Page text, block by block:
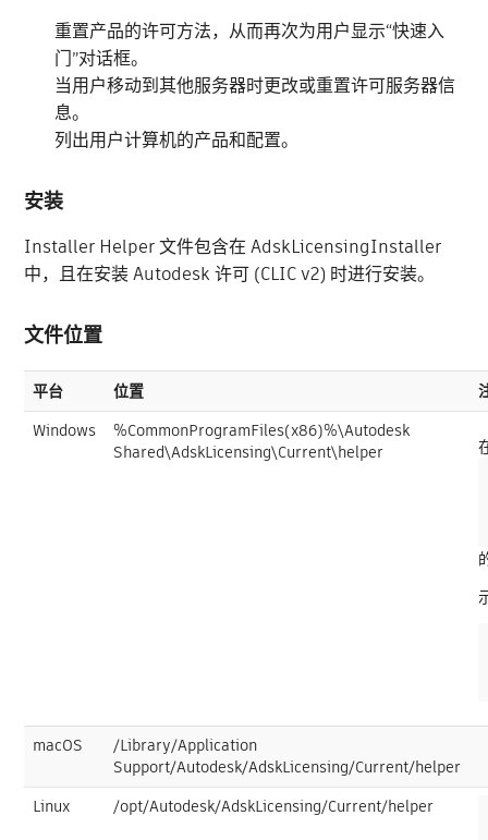
重置产品的许可方法，从而再次为用户显示“快速入
门”对话框。
当用户移动到其他服务器时更改或重置许可服务器信
息。
列出用户计算机的产品和配置。
安装
Installer Helper 文件包含在 AdskLicensingInstaller
中，且在安装 Autodesk 许可 (CLIC v2) 时进行安装。
文件位置
平台 位置
Windows
%CommonProgramFiles(x86)%\Autodesk
Shared\AdskLicensing\Current\helper
macOS
/Library/Application
Support/Autodesk/AdskLicensing/Current/helper
Linux
/opt/Autodesk/AdskLicensing/Current/helper